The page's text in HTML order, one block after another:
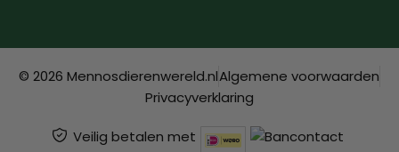
© 2026 Mennosdierenwereld.nlAlgemene voorwaarden
Privacyverklaring
Veilig betalen met